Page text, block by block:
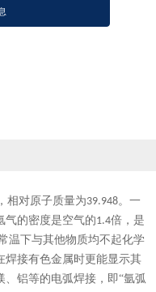
相对原子质量为39.948。一
气的密度是空气的1.4倍，是
温下与其他物质均不起化学
焊接有色金属时更能显示其
铝等的电弧焊接，即“氩弧